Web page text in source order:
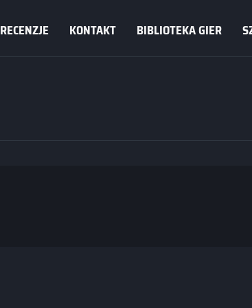
RECENZJE KONTAKT BIBLIOTEKA GIER